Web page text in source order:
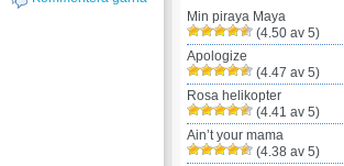
Min piraya Maya
(4.50 av 5)
Apologize
(4.47 av 5)
Rosa helikopter
(4.41 av 5)
Ain’t your mama
(4.38 av 5)